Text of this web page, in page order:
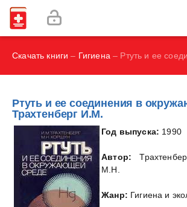
И.В., Брегель Л.В., Субботин В.М.
Фокин В. А.
Скачать книги – Гигиена – Ртуть и ее
Ртуть и ее соединения в
Трахтенберг И.М.
Год выпуска: 1990
Автор:
М.Н.
Жанр: Гигиена и